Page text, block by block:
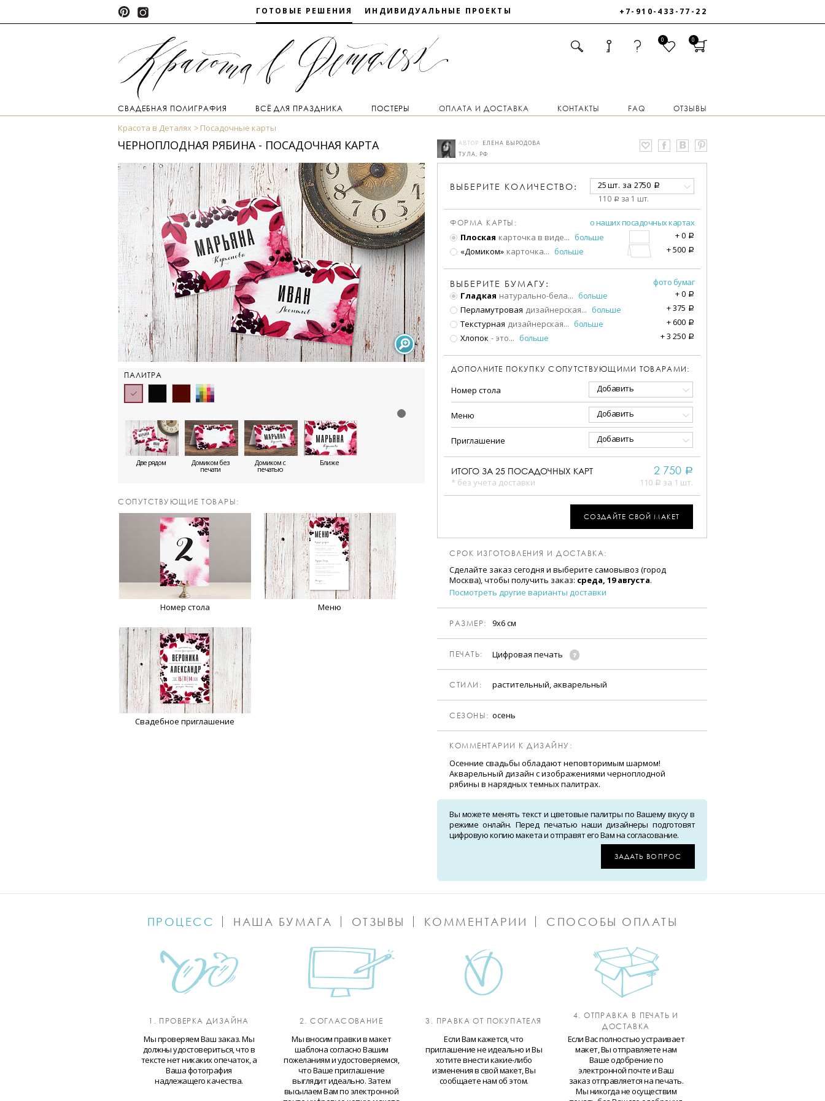
ГОТОВЫЕ РЕШЕНИЯ ИНДИВИДУАЛЬНЫЕ ПРОЕКТЫ +7-910-433-77-22
0 0
СВАДЕБНАЯ ПОЛИГРАФИЯ ВСЁ ДЛЯ ПРАЗДНИКА ПОСТЕРЫ ОПЛАТА И ДОСТАВКА КОНТАКТЫ FAQ ОТЗЫВЫ
Красота в Деталях Посадочные карты
ЧЕРНОПЛОДНАЯ РЯБИНА - ПОСАДОЧНАЯ КАРТА
ПАЛИТРА
Две рядом Домиком без
печати
Домиком с
печатью
Ближе
CОПУТСТВУЮЩИЕ ТОВАРЫ:
Номер стола Меню
Свадебное приглашение
АВТОР: ЕЛЕНА ВЫРОДОВА
ТУЛА, РФ
ВЫБЕРИТЕ КОЛИЧЕСТВО: 25 шт. за 2750 a
110 a за 1 шт.
ФОРМА КАРТЫ:
о наших посадочных картах
Плоская карточка в виде... больше +0 a
«Домиком» карточка... больше +500 a
ВЫБЕРИТЕ БУМАГУ:
фото бумаг
Гладкая натурально-бела... больше +0 a
Перламутровая дизайнерская... больше +375 a
Текстурная дизайнерская... больше +600 a
Хлопок - это... больше +3 250 a
ДОПОЛНИТЕ ПОКУПКУ СОПУТСТВУЮЩИМИ ТОВАРАМИ:
Номер стола Добавить
Меню Добавить
Приглашение Добавить
ИТОГО ЗА 25 ПОСАДОЧНЫХ КАРТ
* без учета доставки
2 750 a
110 a за 1 шт.
СОЗДАЙТЕ СВОЙ МАКЕТ
СРОК ИЗГОТОВЛЕНИЯ И ДОСТАВКА:
Сделайте заказ сегодня и выберите самовывоз (город
Москва), чтобы получить заказ: среда, 19 августа.
Посмотреть другие варианты доставки
РАЗМЕР: 9х6 см
ПЕЧАТЬ: Цифровая печать
CТИЛИ: растительный, акварельный
CЕЗОНЫ: осень
КОММЕНТАРИИ К ДИЗАЙНУ:
Осенние свадьбы обладают неповторимым шармом!
Акварельный дизайн с изображениями черноплодной
рябины в нарядных темных палитрах.
Вы можете менять текст и цветовые палитры по Вашему вкусу в
режиме онлайн. Перед печатью наши дизайнеры подготовят
цифровую копию макета и отправят его Вам на согласование.
ЗАДАТЬ ВОПРОС
ПРОЦЕСС НАША БУМАГА ОТЗЫВЫ КОММЕНТАРИИ СПОСОБЫ ОПЛАТЫ
1. ПРОВЕРКА ДИЗАЙНА
Мы проверяем Ваш заказ. Мы
должны удостовериться, что в
тексте нет никаких опечаток, а
Ваша фотография
надлежащего качества.
2. СОГЛАСОВАНИЕ
Мы вносим правки в макет
шаблона согласно Вашим
пожеланиям и удостоверяемся,
что Ваше приглашение
выглядит идеально. Затем
высылаем Вам по электронной
3. ПРАВКА ОТ ПОКУПАТЕЛЯ
Если Вам кажется, что
приглашение не идеально и Вы
хотите внести какие-либо
изменения в свой макет, Вы
сообщаете нам об этом.
4. ОТПРАВКА В ПЕЧАТЬ И
ДОСТАВКА
Если Вас полностью устраивает
макет, Вы отправляете нам
Ваше одобрение по
электронной почте и Ваш
заказ отправляется на печать.
Мы никогда не осуществим